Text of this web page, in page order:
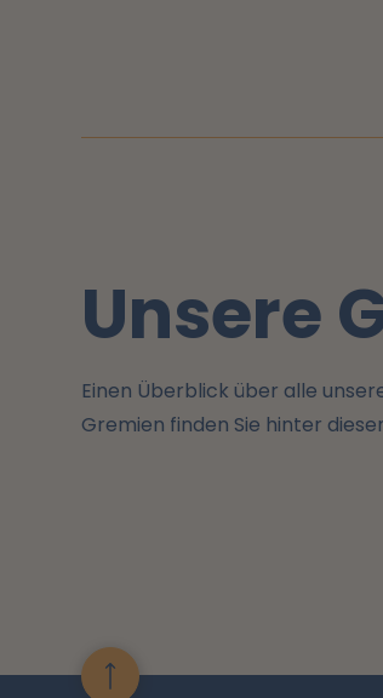
Unsere
Einen Überblick über alle
Gremien finden Sie hinter